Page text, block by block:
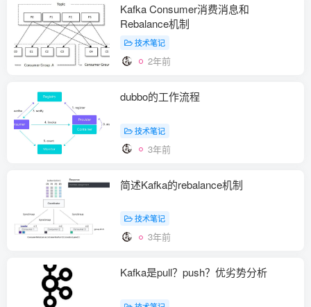
Kafka Consumer消费消息和
Rebalance机制
技术笔记
2年前
dubbo的工作流程
技术笔记
3年前
简述Kafka的rebalance机制
技术笔记
3年前
Kafka是pull？push？优劣势分析